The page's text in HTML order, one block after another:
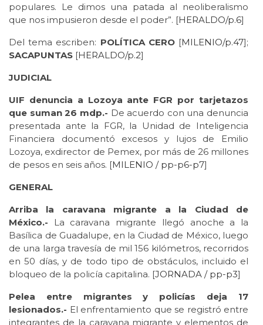
populares. Le dimos una patada al neoliberalismo
que nos impusieron desde el poder”. [HERALDO/p.6]
Del tema escriben: POLÍTICA CERO[MILENIO/p.47];
SACAPUNTAS [HERALDO/p.2]
JUDICIAL
UIF denuncia a Lozoya ante FGR por tarjetazos
que suman 26 mdp.- De acuerdo con una denuncia
presentada ante la FGR, la Unidad de Inteligencia
Financiera documentó excesos y lujos de Emilio
Lozoya, exdirector de Pemex, por más de 26 millones
de pesos en seis años. [MILENIO / pp-p6-p7]
GENERAL
Arriba la caravana migrante a la Ciudad de
México.- La caravana migrante llegó anoche a la
Basílica de Guadalupe, en la Ciudad de México, luego
de una larga travesía de mil 156 kilómetros, recorridos
en 50 días, y de todo tipo de obstáculos, incluido el
bloqueo de la policía capitalina. [JORNADA / pp-p3]
Pelea entre migrantes y policías deja 17
lesionados.- El enfrentamiento que se registró entre
integrantes de la caravana migrante y elementos de